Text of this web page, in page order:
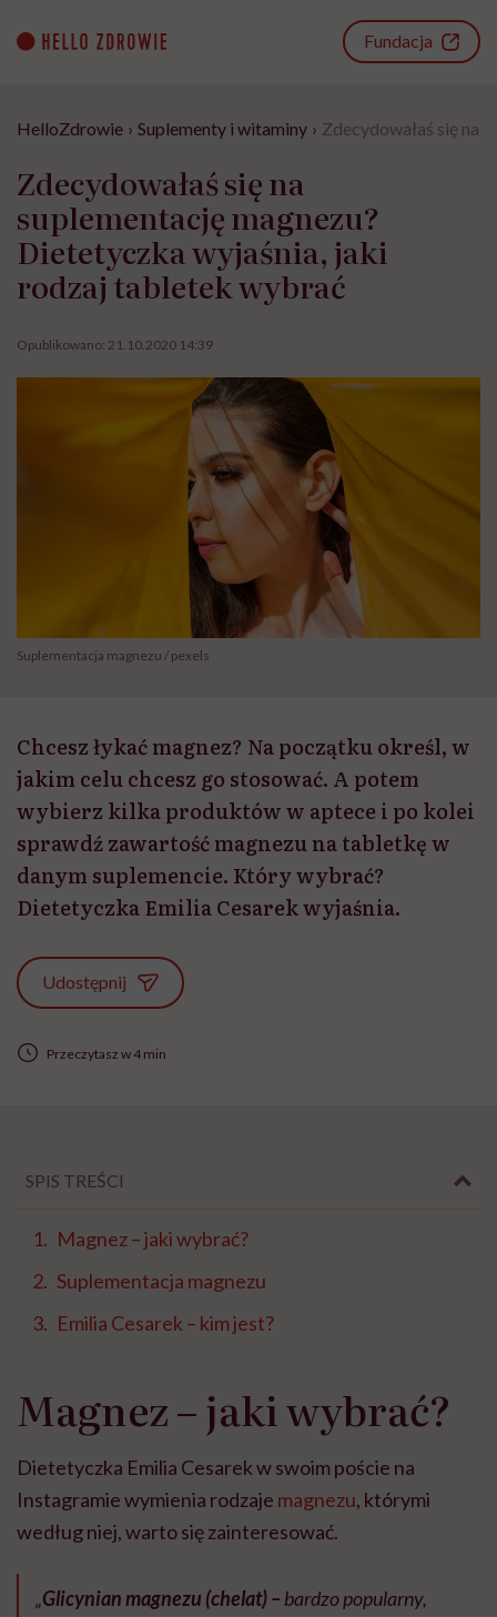
content
Fundacja
HelloZdrowie › Suplementy i witaminy › Zdecydowałaś się na
Zdecydowałaś się na
suplementację magnezu?
Dietetyczka wyjaśnia, jaki
rodzaj tabletek wybrać
Opublikowano: 21.10.2020 14:39
Suplementacja magnezu / pexels
Chcesz łykać magnez? Na początku określ, w
jakim celu chcesz go stosować. A potem
wybierz kilka produktów w aptece i po kolei
sprawdź zawartość magnezu na tabletkę w
danym suplemencie. Który wybrać?
Dietetyczka Emilia Cesarek wyjaśnia.
Udostępnij
Przeczytasz w 4 min
SPIS TREŚCI
Magnez – jaki wybrać?
Suplementacja magnezu
Emilia Cesarek – kim jest?
Magnez – jaki wybrać?
Dietetyczka Emilia Cesarek w swoim poście na
Instagramie wymienia rodzaje magnezu, którymi
według niej, warto się zainteresować.
„Glicynian magnezu (chelat) – bardzo popularny,